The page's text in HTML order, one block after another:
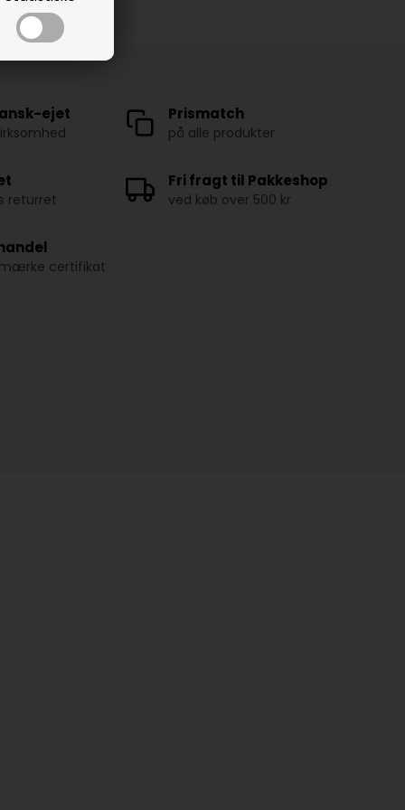
ejet Prismatch
på alle produkter
returret
Fri fragt til Pakkeshop
ved køb over 500 kr
certifikat